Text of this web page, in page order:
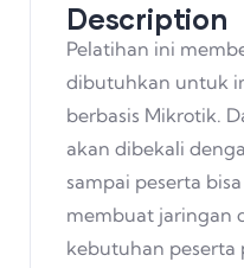
Description
Pelatihan ini
dibutuhkan untuk
berbasis Mikrotik.
akan dibekali
sampai peserta
membuat jaringan
kebutuhan peserta